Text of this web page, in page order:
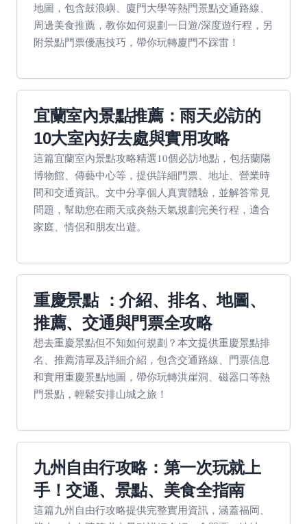
地圖，包含鼓浪嶼、廈門大學等熱門景點交通路線、
周邊美食推薦，教你如何規劃一日遊/深度遊行程，另
附景點門票優惠技巧，帶你玩轉廈門不踩雷！
宜蘭室內景點推薦：雨天必訪的
10大室內好去處與實用攻略
這篇宜蘭室內景點攻略精選10個必訪地點，包括蘭陽
博物館、傳藝中心等，提供詳細門票、地址、營業時
間和交通資訊。文中分享個人真實體驗，並解答常見
問題，幫助您在雨天或炎熱天氣規劃完美行程，適合
家庭、情侶和朋友出遊。
重慶景點 ：介紹、排名、地圖、
推薦、交通與門票全攻略
想去重慶景點但不知如何規劃？本文提供重慶景點排
名、推薦清單及詳細介紹，包含交通路線、門票信息
和實用重慶景點地圖，帶你玩轉洪崖洞、磁器口等熱
門景點，輕鬆安排山城之旅！
九州自由行攻略：第一次玩就上
手！交通、景點、美食全指南
這篇九州自由行攻略提供完整實用資訊，涵蓋福岡、